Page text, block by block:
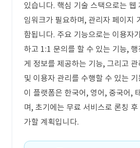
있습니다. 핵심 기술 스택으로는 웹
임워크가 필요하며, 관리자 페이지
함됩니다. 주요 기능으로는 이용자
하고 1:1 문의를 할 수 있는 기능, 행
게 정보를 제공하는 기능, 그리고
및 이용자 관리를 수행할 수 있는
이 플랫폼은 한국어, 영어, 중국어,
며, 초기에는 무료 서비스로 론칭
가할 계획입니다.